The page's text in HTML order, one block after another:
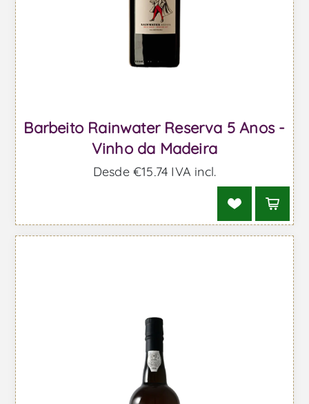
Barbeito Rainwater Reserva 5 Anos -
Vinho da Madeira
Desde €15,74 IVA incl.